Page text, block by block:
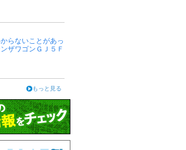
らないことがあっ
ザワゴンＧＪ５Ｆ
もっと見る